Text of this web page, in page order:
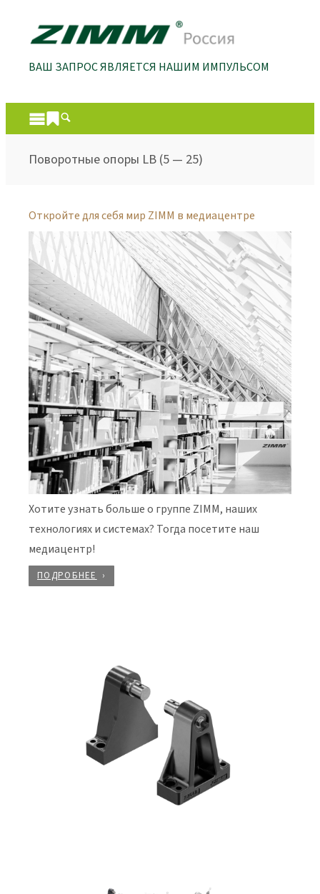
ВАШ ЗАПРОС ЯВЛЯЕТСЯ НАШИМ ИМПУЛЬСОМ
Поворотные опоры LB (5 — 25)
Откройте для себя мир ZIMM в медиацентре
Хотите узнать больше о группе ZIMM, наших
технологиях и системах? Тогда посетите наш
медиацентр!
ПОДРОБНЕЕ